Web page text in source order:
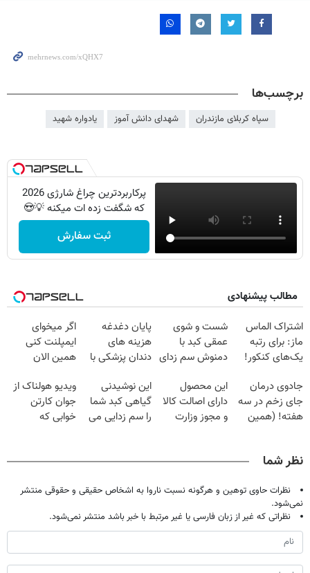
برچسب‌ها
سپاه کربلای مازندران شهدای دانش آموز یادواره شهید
پرکاربردترین چراغ شارژی 2026
که شگفت زده ات میکنه 💡😍
ثبت سفارش
مطالب پیشنهادی
اشتراک الماس
ماز: برای رتبه
یک‌های کنکور!
شست و شوی
عمقی کبد با
دمنوش سم زدای
پایان دغدغه
هزینه های
دندان پزشکی با
خانگی
اگر میخوای
ایمپلنت کنی
همین الان
۲۵ میلیون
تومان!!!
جادوی درمان
جای زخم در سه
هفته! (همین
این محصول
دارای اصالت کالا
و مجوز وزارت
این نوشیدنی
گیاهی کبد شما
را سم زدایی می
ویدیو هولناک از
جوان کارتن
خوابی که
نظر شما
نظرات حاوی توهین و هرگونه نسبت ناروا به اشخاص حقیقی و حقوقی منتشر
نمی‌شود.
نظراتی که غیر از زبان فارسی یا غیر مرتبط با خبر باشد منتشر نمی‌شود.